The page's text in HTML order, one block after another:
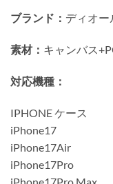
ブランド： ディオー
素材： キャンバス
対応機種：
IPHONE ケース
iPhone17
iPhone17Air
iPhone17Pro